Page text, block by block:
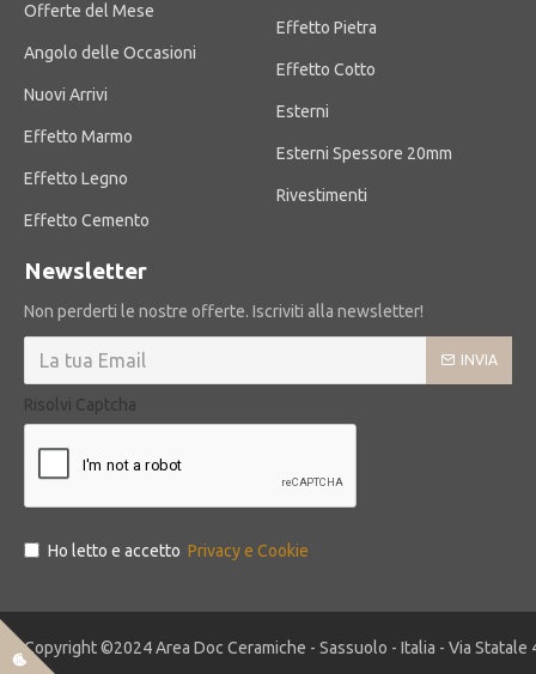
Offerte del Mese
Angolo delle Occasioni
Nuovi Arrivi
Effetto Marmo
Effetto Legno
Effetto Cemento
Effetto Pietra
Effetto Cotto
Esterni
Esterni Spessore 20mm
Rivestimenti
Newsletter
Non perderti le nostre offerte. Iscriviti alla newsletter!
INVIA
Risolvi Captcha
Ho letto e accetto Privacy e Cookie
Copyright ©2024 Area Doc Ceramiche - Sassuolo - Italia - Via